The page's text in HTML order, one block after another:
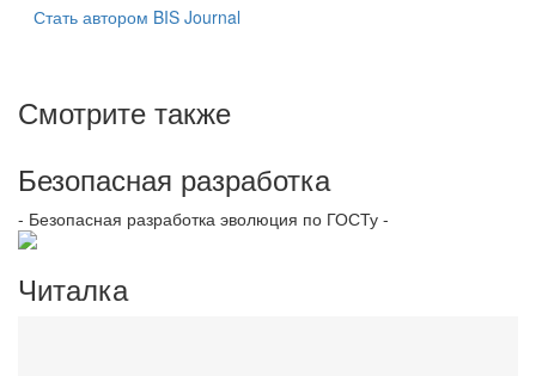
Стать автором BIS Journal
Смотрите также
Безопасная разработка
- Безопасная разработка эволюция по ГОСТу -
Читалка